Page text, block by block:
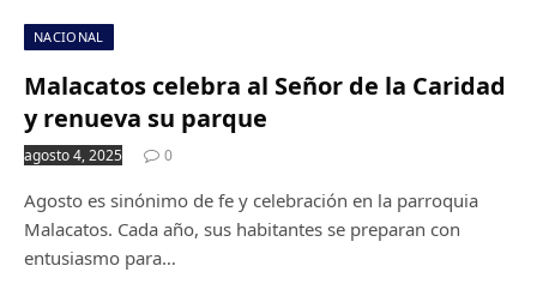
NACIONAL
Malacatos celebra al Señor de la Caridad
y renueva su parque
agosto 4, 2025 0
Agosto es sinónimo de fe y celebración en la parroquia
Malacatos. Cada año, sus habitantes se preparan con
entusiasmo para…